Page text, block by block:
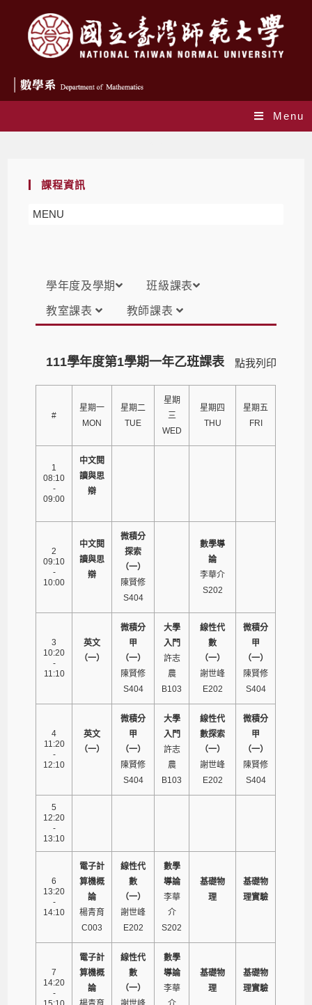
Menu
課程資訊
MENU
學年度及學期 班級課表
教室課表 教師課表
點我列印
111學年度第1學期一年乙班課表
#
星期一
MON
星期二
TUE
星期
三
WED
星期四
THU
星期五
FRI
1
08:10
-
09:00
中文閱
讀與思
辯
2
09:10
-
10:00
中文閱
讀與思
辯
微積分
探索
（一）
陳賢修
S404
數學導
論
李華介
S202
3
10:20
-
11:10
英文
（一）
微積分
甲
（一）
陳賢修
S404
大學
入門
許志
農
B103
線性代
數
（一）
謝世峰
E202
微積分
甲
（一）
陳賢修
S404
4
11:20
-
12:10
英文
（一）
微積分
甲
（一）
陳賢修
S404
大學
入門
許志
農
B103
線性代
數探索
（一）
謝世峰
E202
微積分
甲
（一）
陳賢修
S404
5
12:20
-
13:10
6
13:20
-
14:10
電子計
算機概
論
楊青育
C003
線性代
數
（一）
謝世峰
E202
數學
導論
李華
介
S202
基礎物
理
基礎物
理實驗
7
14:20
-
電子計
算機概
論
線性代
數
（一）
數學
導論
李華
基礎物
理
基礎物
理實驗